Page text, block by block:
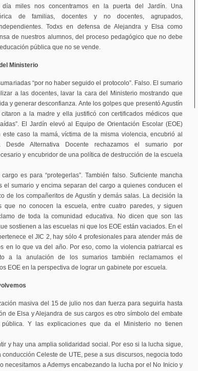
miles nos concentramos en la puerta del Jardín. Una
de familias, docentes y no docentes, agrupados,
Todxs en defensa de Alejandra y Elsa como
de nuestros alumnos, del proceso pedagógico que no debe
pública que no se vende.
Ministerio
“por no haber seguido el protocolo”. Falso. El sumario
a las docentes, lavar la cara del Ministerio mostrando que
y generar desconfianza. Ante los golpes que presentó Agustín
a la madre y ella justificó con certificados médicos que
El Jardín elevó al Equipo de Orientación Escolar (EOE)
este caso la mamá, víctima de la misma violencia, encubrió al
Desde Alternativa Docente rechazamos el sumario por
y encubridor de una política de destrucción de la escuela
es para “protegerlas”. También falso. Suficiente mancha
el sumario y encima separan del cargo a quienes conducen el
de los compañeritos de Agustín y demás salas. La decisión la
que no conocen la escuela, entre cuatro paredes, y siguen
de toda la comunidad educativa. No dicen que son las
sostienen a las escuelas ni que los EOE están vaciados. En el
el JIC 2, hay sólo 4 profesionales para atender más de
en lo que va del año. Por eso, como la violencia patriarcal es
a la anulación de los sumarios también reclamamos el
EOE en la perspectiva de lograr un gabinete por escuela.
masiva del 15 de julio nos dan fuerza para seguirla hasta
de Elsa y Alejandra de sus cargos es otro símbolo del embate
Y las explicaciones que da el Ministerio no tienen
y hay una amplia solidaridad social. Por eso si la lucha sigue,
conducción Celeste de UTE, pese a sus discursos, negocia todo
necesitamos a Ademys encabezando la lucha por el No Inicio y